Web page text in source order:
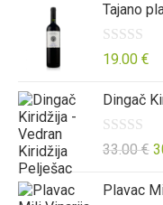
Tajano
O
j
e
n
e
19.00 €
Dingač
O
j
33.00€
Plavac